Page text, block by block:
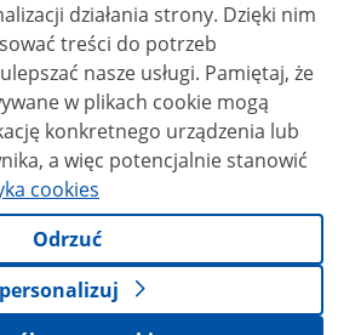
działania strony. Dzięki nim
treści do potrzeb
nasze usługi. Pamiętaj, że
w plikach cookie mogą
konkretnego urządzenia lub
a więc potencjalnie stanowić
cookies
Odrzuć